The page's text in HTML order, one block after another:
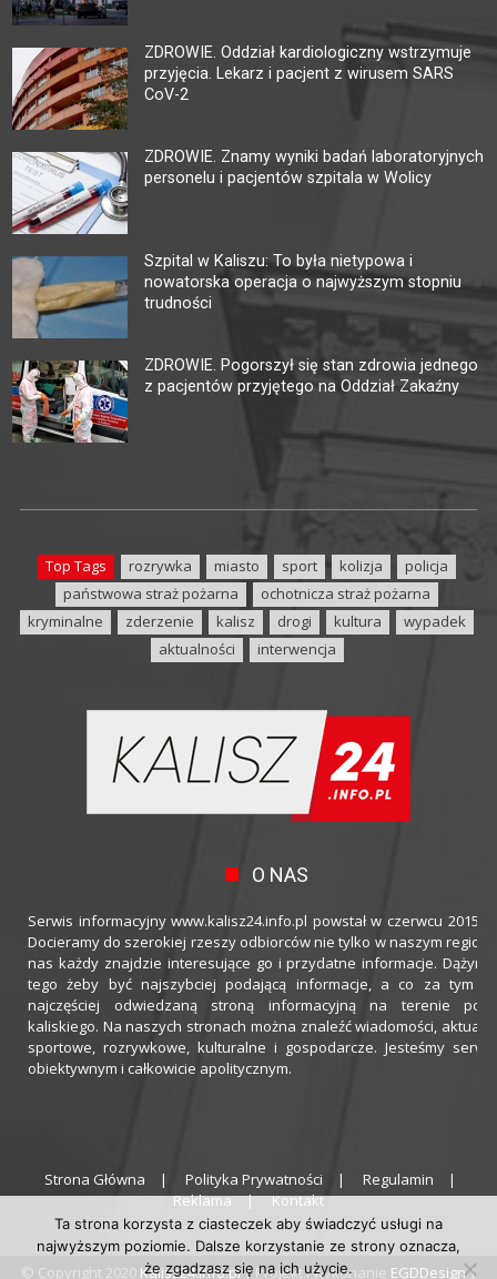
ZDROWIE. Oddział kardiologiczny wstrzymuje
przyjęcia. Lekarz i pacjent z wirusem SARS
CoV-2
ZDROWIE. Znamy wyniki badań laboratoryjnych
personelu i pacjentów szpitala w Wolicy
Szpital w Kaliszu: To była nietypowa i
nowatorska operacja o najwyższym stopniu
trudności
ZDROWIE. Pogorszył się stan zdrowia jednego
z pacjentów przyjętego na Oddział Zakaźny
Top Tags rozrywka miasto sport kolizja
policja
państwowa straż pożarna
ochotnicza straż pożarna
kryminalne
zderzenie kalisz drogi kultura
wypadek
aktualności
interwencja
O NAS
Serwis informacyjny www.kalisz24.info.pl powstał w czerwcu 2015
Docieramy do szerokiej rzeszy odbiorców nie tylko w naszym
nas każdy znajdzie interesujące go i przydatne informacje.
tego żeby być najszybciej podającą informacje, a co za tym
najczęściej odwiedzaną stroną informacyjną na terenie
kaliskiego. Na naszych stronach można znaleźć wiadomości,
sportowe, rozrywkowe, kulturalne i gospodarcze. Jesteśmy
obiektywnym i całkowicie apolitycznym.
Strona Główna Polityka Prywatności
Regulamin
Reklama
Kontakt
© Copyright 2020 Kalisz24.info.pl| Projekt i wykonanie EGDDesign|
Ta strona korzysta z ciasteczek aby świadczyć usługi na
najwyższym poziomie. Dalsze korzystanie ze strony oznacza,
że zgadzasz się na ich użycie.